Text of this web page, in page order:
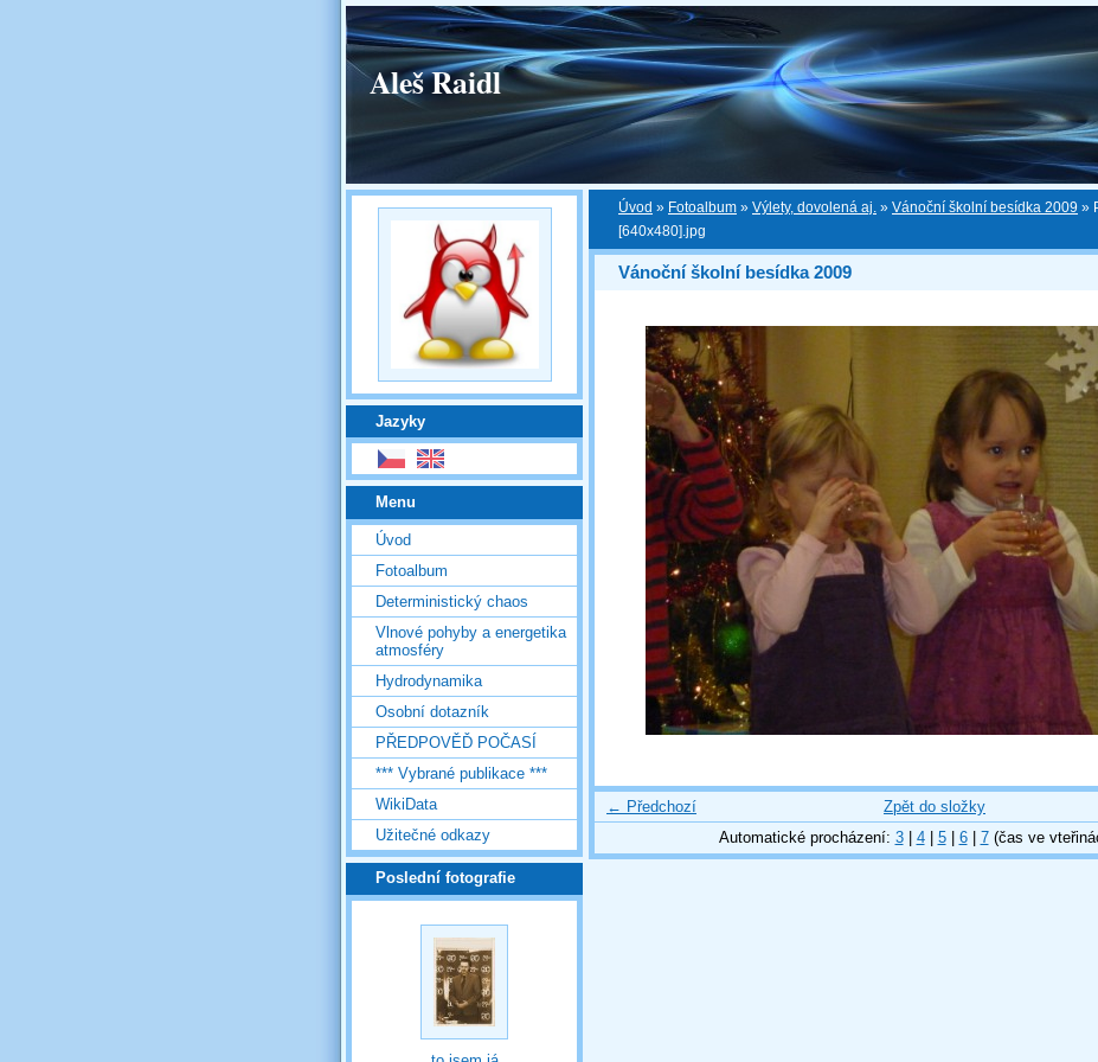
Aleš Raidl
Úvod » Fotoalbum » Výlety, dovolená aj. » Vánoční školní besídka 2009 »
[640x480].jpg
Vánoční školní besídka 2009
← Předchozí
Zpět do složky
Automatické procházení: 3| 4| 5| 6| 7(čas ve
Jazyky
Menu
Úvod
Fotoalbum
Deterministický chaos
Vlnové pohyby a energetika
atmosféry
Hydrodynamika
Osobní dotazník
PŘEDPOVĚĎ POČASÍ
*** Vybrané publikace ***
WikiData
Užitečné odkazy
Poslední fotografie